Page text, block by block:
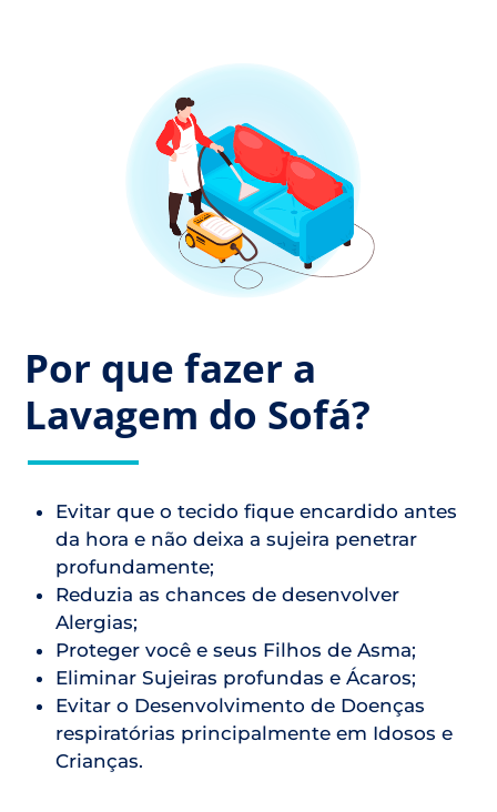
Por que fazer a
Lavagem do Sofá?
Evitar que o tecido fique encardido antes
da hora e não deixa a sujeira penetrar
profundamente;
Reduzia as chances de desenvolver
Alergias;
Proteger você e seus Filhos de Asma;
Eliminar Sujeiras profundas e Ácaros;
Evitar o Desenvolvimento de Doenças
respiratórias principalmente em Idosos e
Crianças.